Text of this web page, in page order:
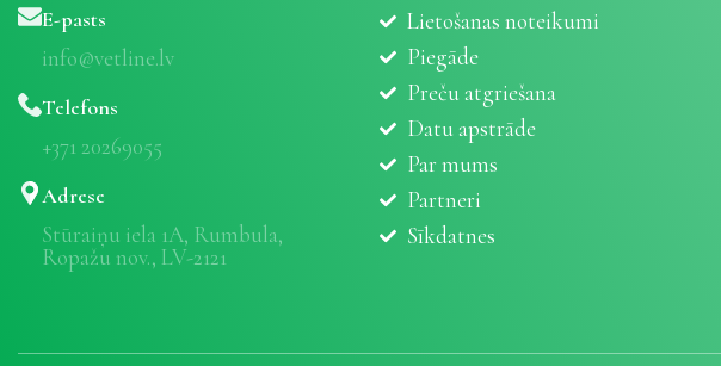
E-pasts
info@vetline.lv
Telefons
+371 20269055
Adrese
Stūraiņu iela 1A, Rumbula,
Ropažu nov., LV-2121
Lietošanas noteikumi
Piegāde
Preču atgriešana
Datu apstrāde
Par mums
Partneri
Sīkdatnes